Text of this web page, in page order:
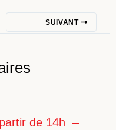
SUIVANT
de 14h –